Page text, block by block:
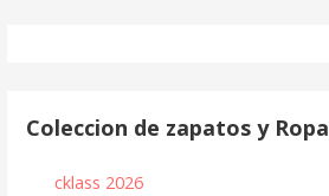
Coleccion de zapatos y Ropa
cklass 2026